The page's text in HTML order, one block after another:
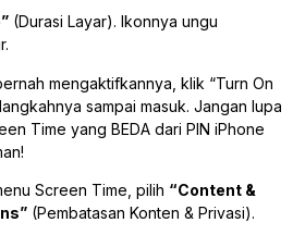
(Durasi Layar). Ikonnya ungu
mengaktifkannya, klik “Turn On
sampai masuk. Jangan lupa
Time yang BEDA dari PIN iPhone
Screen Time, pilih “Content &
(Pembatasan Konten & Privasi).